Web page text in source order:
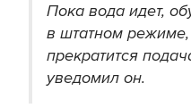
Пока вода идет,
в штатном режиме,
прекратится
уведомил он.